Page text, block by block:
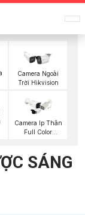
Camera Ngoài
Trời Hikvision
Camera Ip Thân
Full Color
SÁNG